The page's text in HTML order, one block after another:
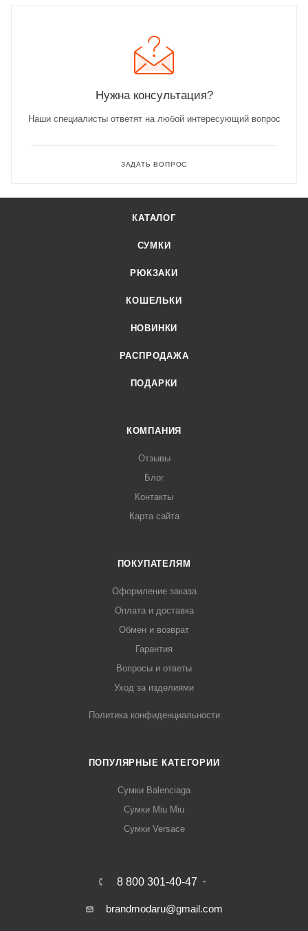
Нужна консультация?
Наши специалисты ответят на любой интересующий вопрос
ЗАДАТЬ ВОПРОС
КАТАЛОГ
СУМКИ
РЮКЗАКИ
КОШЕЛЬКИ
НОВИНКИ
РАСПРОДАЖА
ПОДАРКИ
КОМПАНИЯ
Отзывы
Блог
Контакты
Карта сайта
ПОКУПАТЕЛЯМ
Оформление заказа
Оплата и доставка
Обмен и возврат
Гарантия
Вопросы и ответы
Уход за изделиями
Политика конфиденциальности
ПОПУЛЯРНЫЕ КАТЕГОРИИ
Сумки Balenciaga
Сумки Miu Miu
Сумки Versace
8 800 301-40-47
brandmodaru@gmail.com